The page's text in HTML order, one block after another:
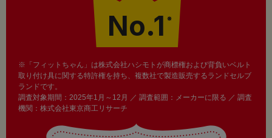
No.1 ※
※「フィットちゃん」は株式会社ハシモトが商標権および背負いベルト
取り付け具に関する特許権を持ち、複数社で製造販売するランドセルブ
ランドです。
調査対象期間：2025年1月～12月 ／ 調査範囲：メーカーに限る ／ 調査
機関：株式会社東京商工リサーチ